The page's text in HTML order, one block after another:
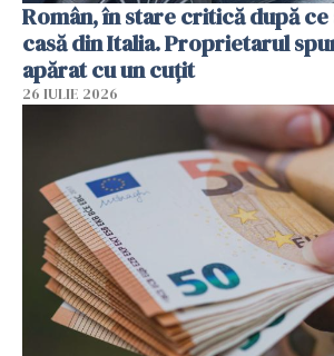
Român, în stare critică după
casă din Italia. Proprietarul
apărat cu un cuțit
26 IULIE 2026